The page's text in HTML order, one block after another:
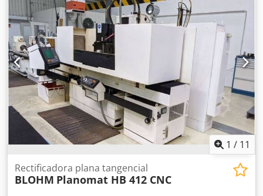
N Adbjueha -Peso total: 403 kg
1 / 11
Rectificadora plana tangencial
BLOHM Planomat HB 412 CNC